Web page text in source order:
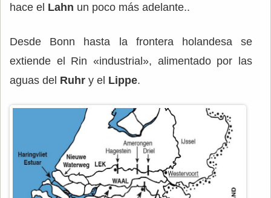
hace el Lahn un poco más adelante..
Desde Bonn hasta la frontera holandesa se
extiende el Rin «industrial», alimentado por las
aguas del Ruhr y el Lippe.